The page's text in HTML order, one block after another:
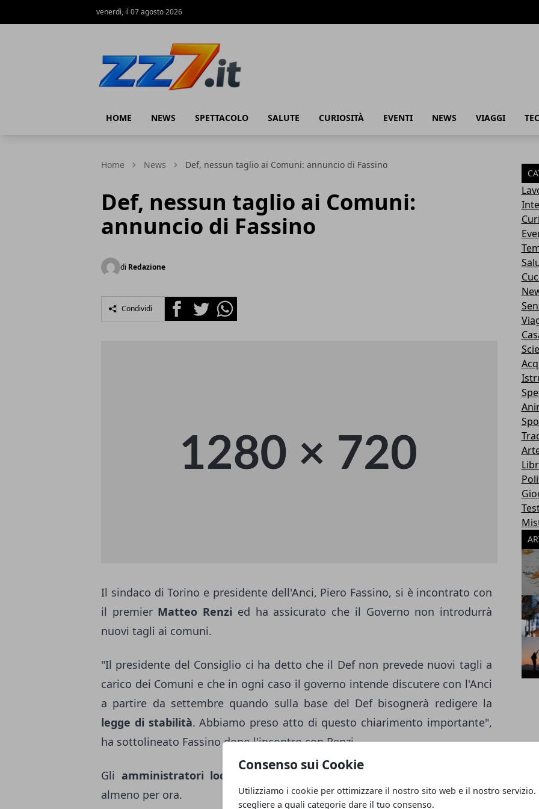
Consenso sui Cookie
Utilizziamo i cookie per ottimizzare il nostro sito web e il nostro servizio.
scegliere a quali categorie dare il tuo consenso.
venerdì, il 07 agosto 2026
HOME NEWS SPETTACOLO SALUTE CURIOSITÀ EVENTI NEWS VIAGGI
Home News Def, nessun taglio ai Comuni: annuncio di Fassino
Def, nessun taglio ai Comuni:
annuncio di Fassino
di Redazione
Condividi FacebookTwitterWhatsapp
Il sindaco di Torino e presidente dell'Anci, Piero Fassino, si è incontrato con
il premier Matteo Renzi ed ha assicurato che il Governo non introdurrà
nuovi tagli ai comuni.
"Il presidente del Consiglio ci ha detto che il Def non prevede nuovi tagli a
carico dei Comuni e che in ogni caso il governo intende discutere con l'Anci
a partire da settembre quando sulla base del Def bisognerà redigere la
legge di stabilità. Abbiamo preso atto di questo chiarimento importante",
ha sottolineato Fassino dopo l'incontro con Renzi.
Gli amministratori locali
almeno per ora.